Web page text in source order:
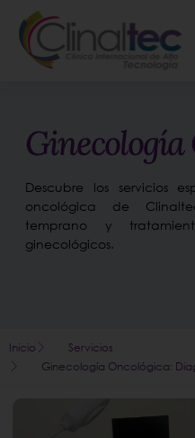
Ginecología
Descubre los servicios
oncológica de
temprano y
ginecológicos.
Inicio
Servicios
Ginecología Oncológica: